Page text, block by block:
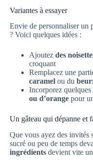
Variantes à essayer
Envie de personnaliser un
? Voici quelques idées :
Ajoutez des
croquant
Remplacez une
caramel ou du
Incorporez quelques
ou d’orange pour
Un gâteau qui dépanne et
Que vous ayez des invités
sucré ou peu de temps
ingrédients devient vite